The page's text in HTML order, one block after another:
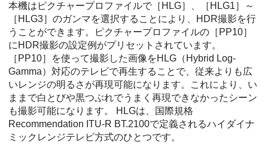
本機はピクチャープロファイルで ［HLG］ ［HLG1］
～
［HLG3］ のガンマを選択することにより、HDR撮影を行
うことができます。ピクチャープロファイルの ［PP10］
にHDR撮影の設定例がプリセットされています。
［PP10］
を使って撮影した画像をHLG（Hybrid Log-
Gamma）対応のテレビで再生することで、従来よりも広
いレンジの明るさが再現可能になります。これにより、い
ままで白とびや黒つぶれでうまく再現できなかったシーン
も撮影可能になります。 HLGは、国際規格
Recommendation ITU-R BT.2100で定義されるハイダイナ
ミックレンジテレビ方式のひとつです。